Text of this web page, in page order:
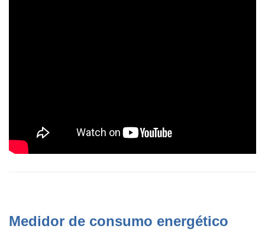
Medidor de consumo energético